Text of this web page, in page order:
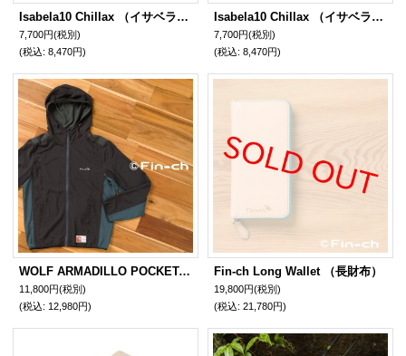
Isabela10 Chillax （イサベラ10チラックス）朧花色（おぼろはないろ）7月20日頃発送予定
7,700円(税別)
(税込: 8,470円)
Isabela10 Chillax （イサベラ10チラックス）漆黒色（しっこく）7月20日頃発送予定
7,700円(税別)
(税込: 8,470円)
WOLF ARMADILLO POCKETABLE (ウォルフ アルマジロ ポケッタブル) 陰浅葱色（かげあさぎ）
11,800円(税別)
(税込: 12,980円)
Fin-ch Long Wallet （長財布）
19,800円(税別)
(税込: 21,780円)